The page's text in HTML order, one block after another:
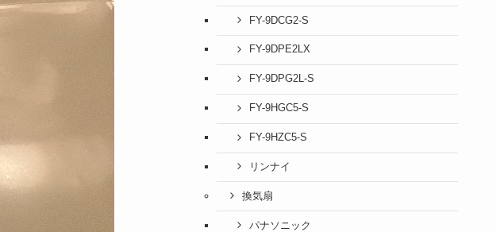
FY-9DCG2-S
FY-9DPE2LX
FY-9DPG2L-S
FY-9HGC5-S
FY-9HZC5-S
リンナイ
換気扇
パナソニック